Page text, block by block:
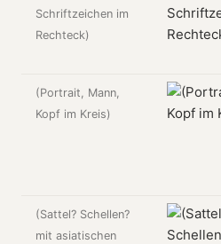
Schriftzeichen im
Rechteck)
(Portrait, Mann,
Kopf im Kreis)
(Sattel? Schellen?
mit asiatischen